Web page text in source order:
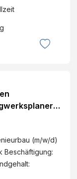
(m/w/d)
Beschäftigung: